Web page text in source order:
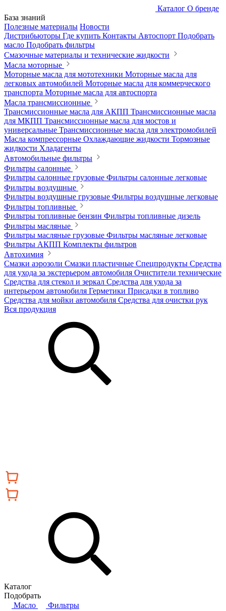
Каталог О бренде
База знаний
Полезные материалы Новости
Дистрибьюторы Где купить Контакты Автоспорт Подобрать
масло Подобрать фильтры
Смазочные материалы и технические жидкости
Масла моторные
Моторные масла для мототехники Моторные масла для
легковых автомобилей Моторные масла для коммерческого
транспорта Моторные масла для автоспорта
Масла трансмиссионные
Трансмиссионные масла для АКПП Трансмиссионные масла
для МКПП Трансмиссионные масла для мостов и
универсальные Трансмиссионные масла для электромобилей
Масла компрессорные Охлаждающие жидкости Тормозные
жидкости Хладагенты
Автомобильные фильтры
Фильтры салонные
Фильтры салонные грузовые Фильтры салонные легковые
Фильтры воздушные
Фильтры воздушные грузовые Фильтры воздушные легковые
Фильтры топливные
Фильтры топливные бензин Фильтры топливные дизель
Фильтры масляные
Фильтры масляные грузовые Фильтры масляные легковые
Фильтры АКПП Комплекты фильтров
Автохимия
Смазки аэрозоли Смазки пластичные Спецпродукты Средства
для ухода за экстерьером автомобиля Очистители технические
Средства для стекол и зеркал Средства для ухода за
интерьером автомобиля Герметики Присадки в топливо
Средства для мойки автомобиля Средства для очистки рук
Вся продукция
Каталог
Подобрать
Масло
Фильтры